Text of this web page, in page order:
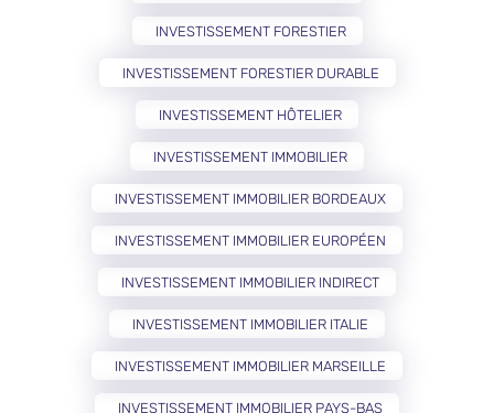
INVESTISSEMENT FORESTIER
INVESTISSEMENT FORESTIER DURABLE
INVESTISSEMENT HÔTELIER
INVESTISSEMENT IMMOBILIER
INVESTISSEMENT IMMOBILIER BORDEAUX
INVESTISSEMENT IMMOBILIER EUROPÉEN
INVESTISSEMENT IMMOBILIER INDIRECT
INVESTISSEMENT IMMOBILIER ITALIE
INVESTISSEMENT IMMOBILIER MARSEILLE
INVESTISSEMENT IMMOBILIER PAYS-BAS